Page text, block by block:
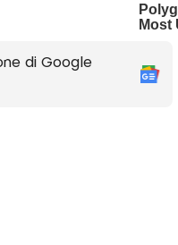
di Google